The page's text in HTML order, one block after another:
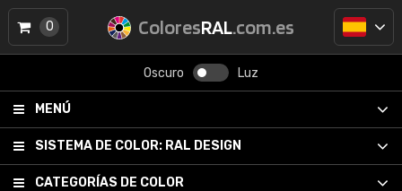
ColoresRAL.com.es
Oscuro Luz
MENÚ
SISTEMA DE COLOR: RAL DESIGN
CATEGORÍAS DE COLOR
0